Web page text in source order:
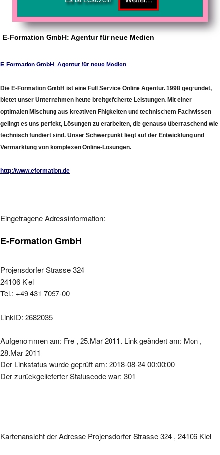
E-Formation GmbH: Agentur für neue Medien
E-Formation GmbH: Agentur für neue Medien
Die E-Formation GmbH ist eine Full Service Online Agentur. 1998 gegründet,
bietet unser Unternehmen heute breitgefcherte Leistungen. Mit einer
optimalen Mischung aus kreativen Fhigkeiten und technischem Fachwissen
gelingt es uns perfekt, Lösungen zu erarbeiten, die genauso überraschend wie
technisch fundiert sind. Unser Schwerpunkt liegt auf der Entwicklung und
Vermarktung von komplexen Online-Lösungen.
http://www.eformation.de
Eingetragene Adressinformation:
E-Formation GmbH
Projensdorfer Strasse 324
24106 Kiel
Tel.: +49 431 7097-00
LinkID: 2682035
Aufgenommen am: Fre , 25.Mar 2011. Link geändert am: Mon ,
28.Mar 2011
Der Linkstatus wurde geprüft am: 2018-08-24 00:00:00
Der zurückgelieferter Statuscode war: 301
Kartenansicht der Adresse Projensdorfer Strasse 324 , 24106 Kiel